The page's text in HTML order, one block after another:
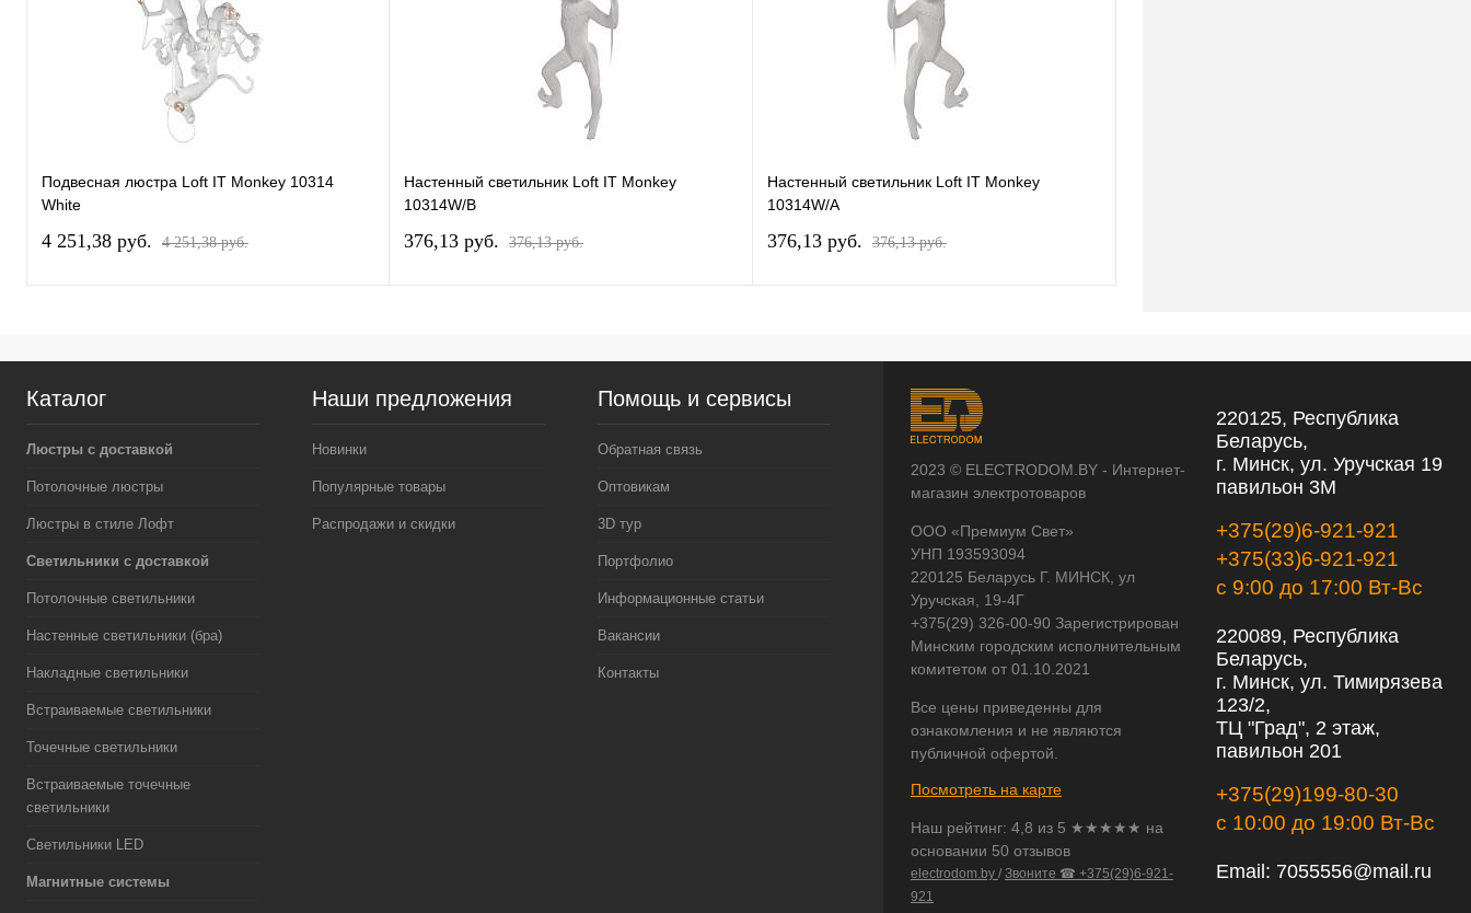
Подвесная люстра Loft IT Monkey 10314
White
4 251,38 pуб. 4 251,38 pуб.
Настенный светильник Loft IT Monkey
10314W/B
376,13 pуб. 376,13 pуб.
Настенный светильник Loft IT Monkey
10314W/A
376,13 pуб. 376,13 pуб.
Каталог
Люстры с доставкой
Потолочные люстры
Люстры в стиле Лофт
Светильники с доставкой
Потолочные светильники
Настенные светильники (бра)
Накладные светильники
Встраиваемые светильники
Точечные светильники
Встраиваемые точечные
светильники
Светильники LED
Магнитные системы
Наши предложения
Новинки
Популярные товары
Распродажи и скидки
Помощь и сервисы
Обратная связь
Оптовикам
3D тур
Портфолио
Информационные статьи
Вакансии
Контакты
2023 © ELECTRODOM.BY - Интернет-
магазин электротоваров
ООО «Премиум Свет»
УНП 193593094
220125 Беларусь Г. МИНСК, ул
Уручская, 19-4Г
+375(29) 326-00-90 Зарегистрирован
Минским городским исполнительным
комитетом от 01.10.2021
Все цены приведенны для
ознакомления и не являются
публичной офертой.
Посмотреть на карте
Наш рейтинг: 4,8 из 5 ★★★★★ на
основании 50 отзывов
electrodom.by / Звоните ☎ +375(29)6-921-
921
220125, Республика
Беларусь,
г. Минск, ул. Уручская 19
павильон 3М
+375(29)6-921-921
+375(33)6-921-921
с 9:00 до 17:00 Вт-Вс
220089, Республика
Беларусь,
г. Минск, ул. Тимирязева
123/2,
ТЦ "Град", 2 этаж,
павильон 201
+375(29)199-80-30
с 10:00 до 19:00 Вт-Вс
Email: 7055556@mail.ru